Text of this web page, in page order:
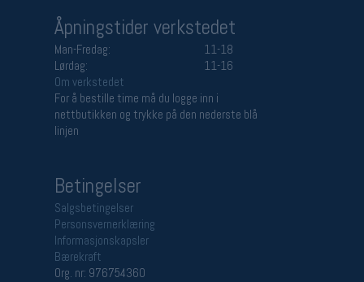
Åpningstider verkstedet
Man-Fredag:
11-18
Lørdag:
11-16
Om verkstedet
For å bestille time må du logge inn i
nettbutikken og trykke på den nederste blå
linjen
Betingelser
Salgsbetingelser
Personsvernerklæring
Informasjonskapsler
Bærekraft
Org. nr: 976754360